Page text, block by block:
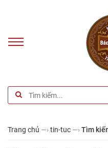
Trang chủ —›tin-tuc —›Tìm